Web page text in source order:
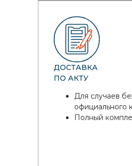
ДОСТАВКА
ПО АКТУ
Для случаев
официального
Полный